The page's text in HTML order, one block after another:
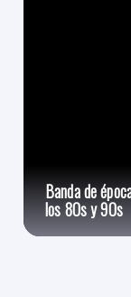
Banda de
los 80s y 90s